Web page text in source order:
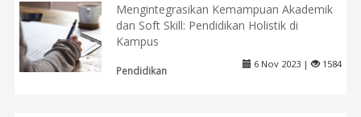
Mengintegrasikan Kemampuan Akademik
dan Soft Skill: Pendidikan Holistik di
Kampus
Pendidikan
6 Nov 2023 | 1584